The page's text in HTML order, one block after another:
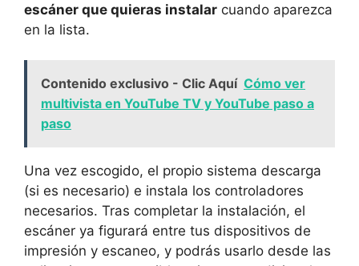
escáner que quieras instalar cuando aparezca
en la lista.
Contenido exclusivo - Clic Aquí Cómo ver
multivista en YouTube TV y YouTube paso a
paso
Una vez escogido, el propio sistema descarga
(si es necesario) e instala los controladores
necesarios. Tras completar la instalación, el
escáner ya figurará entre tus dispositivos de
impresión y escaneo, y podrás usarlo desde las